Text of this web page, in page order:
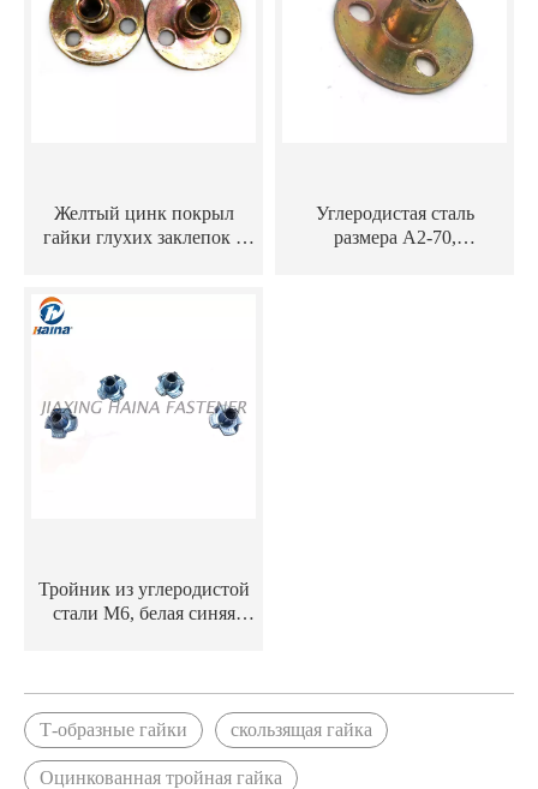
Желтый цинк покрыл
гайки глухих заклепок с
Углеродистая сталь
размера A2-70,
Тройник из углеродистой
стали M6, белая синяя
Т-образные гайки скользящая гайка
Оцинкованная тройная гайка